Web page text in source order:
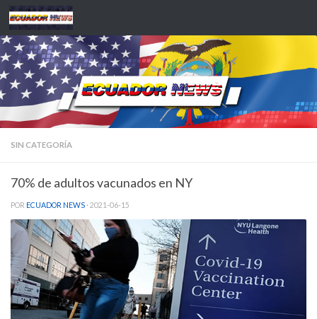
Saltar al contenido
SIN CATEGORÍA
70% de adultos vacunados en NY
POR ECUADOR NEWS · 2021-06-15